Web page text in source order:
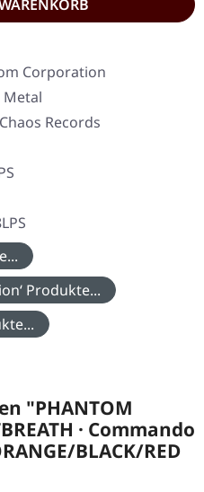
Corporation
Metal
Records
Produkte...
"PHANTOM
· Commando
BLACK/RED